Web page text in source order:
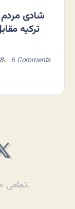
شادی
ترکیه
6 Comments
تمامی حقوق برای عصیان محفوظ است.